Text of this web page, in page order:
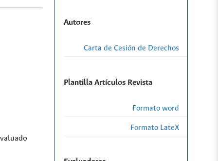
Autores
Carta de Cesión de Derechos
Plantilla Artículos Revista
Formato word
Formato LateX